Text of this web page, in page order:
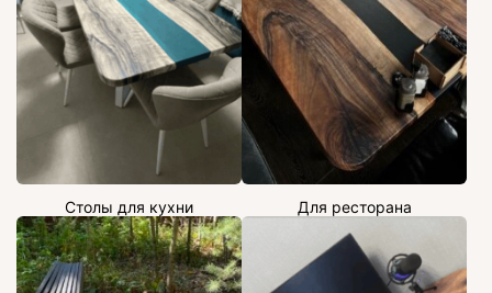
Столы для кухни Для ресторана